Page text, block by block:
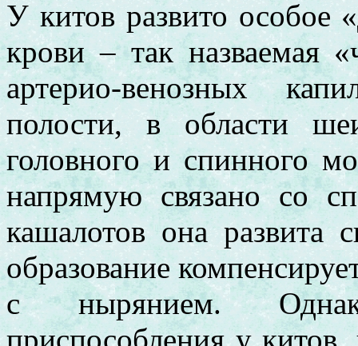
У китов развито особое
крови – так назваемая
артерио-венозных
полости, в области
головного и спинного
напрямую связано со
кашалотов она развита
образование
с нырянием.